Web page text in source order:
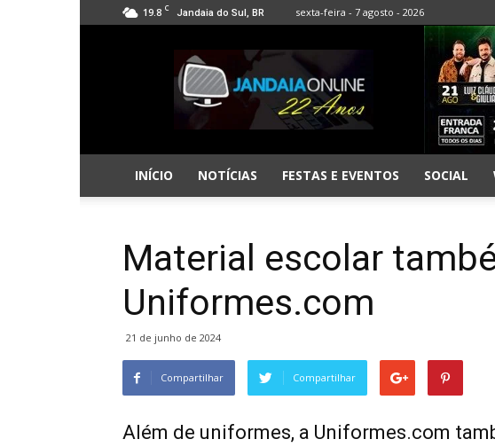
19.8 C Jandaia do Sul, BR sexta-feira - 7 agosto - 2026
Jandaia
Online
INÍCIO NOTÍCIAS FESTAS E EVENTOS SOCIAL
Material escolar
Uniformes.com
21 de junho de 2024
Compartilhar Compartilhar
Além de uniformes, a Uniformes.com